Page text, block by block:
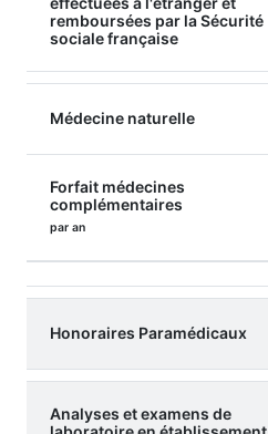
remboursées par la Sécurité
sociale française
Médecine naturelle
Forfait médecines
complémentaires
par an
Honoraires Paramédicaux
Analyses et examens de